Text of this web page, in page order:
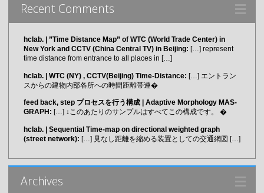
Recent Comments
hclab. | ”Time Distance Map” of WTC (World Trade Center) in
New York and CCTV (China Central TV) in Beijing: […] represent
time distance from entrance to all places in […]
hclab. | WTC (NY) , CCTV(Beijing) Time-Distance: […] エントラン
スからの建物内部各所への時間距離帯連�
feed back, step プロセスを行う構成 | Adaptive Morphology MAS-
GRAPH: […] ↓このあたりのサンプルはすべてこの構成です。 �
hclab. | Sequential Time-map on directional weighted graph
(street network): […] 見なし距離を縮める装置としての交通網図 […]
Archives